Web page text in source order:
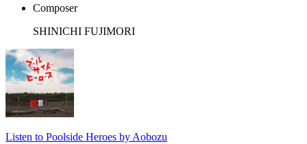
Composer
SHINICHI FUJIMORI
Listen to Poolside Heroes by Aobozu